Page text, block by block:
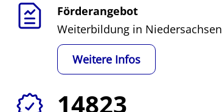
Förderangebot
Weiterbildung in Niedersachsen
Weitere Infos
14823